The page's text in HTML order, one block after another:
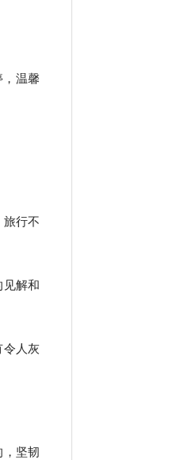
温馨
旅行不
见解和
令人灰
，坚韧